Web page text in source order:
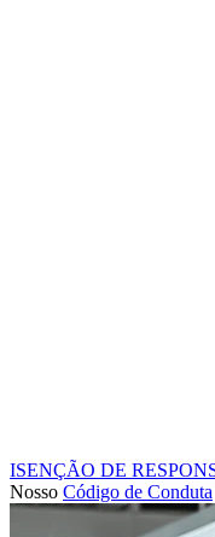
ISENÇÃO DE
Nosso Código de Conduta